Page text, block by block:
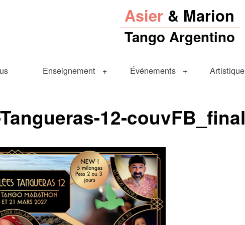
Asier & Marion
Tango Argentino
Enseignement Événements Artistique
12-couvFB_final